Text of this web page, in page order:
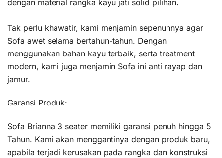
dengan material rangka kayu jati solid pilihan.
Tak perlu khawatir, kami menjamin sepenuhnya agar
Sofa awet selama bertahun-tahun. Dengan
menggunakan bahan kayu terbaik, serta treatment
modern, kami juga menjamin Sofa ini anti rayap dan
jamur.
Garansi Produk:
Sofa Brianna 3 seater memiliki garansi penuh hingga 5
Tahun. Kami akan menggantinya dengan produk baru,
apabila terjadi kerusakan pada rangka dan konstruksi